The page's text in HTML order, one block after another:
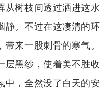
从树枝间透过洒进这水
静。不过在这凄清的环
来一股刺骨的寒气。
层黑纱，使着美不胜收
中，全然没了白天的安